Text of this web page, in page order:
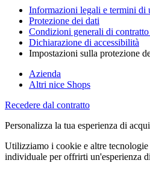
Informazioni legali e termini di
Protezione dei dati
Condizioni generali di
Dichiarazione di accessibilità
Impostazioni sulla protezione
Azienda
Altri nice Shops
Recedere dal contratto
Personalizza la tua esperienza di
Utilizziamo i cookie e altre
individuale per offrirti un'esperienza